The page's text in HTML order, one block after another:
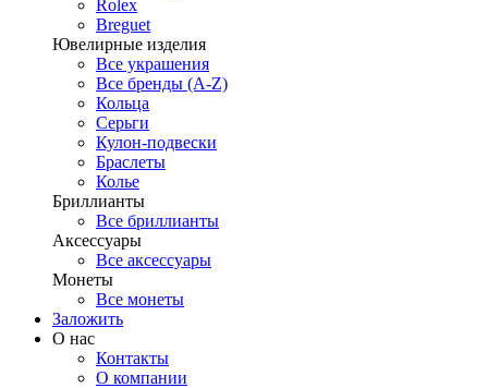
Rolex
Breguet
Ювелирные изделия
Все украшения
Все бренды (A-Z)
Кольца
Серьги
Кулон-подвески
Браслеты
Колье
Бриллианты
Все бриллианты
Аксессуары
Все аксессуары
Монеты
Все монеты
Заложить
О нас
Контакты
О компании